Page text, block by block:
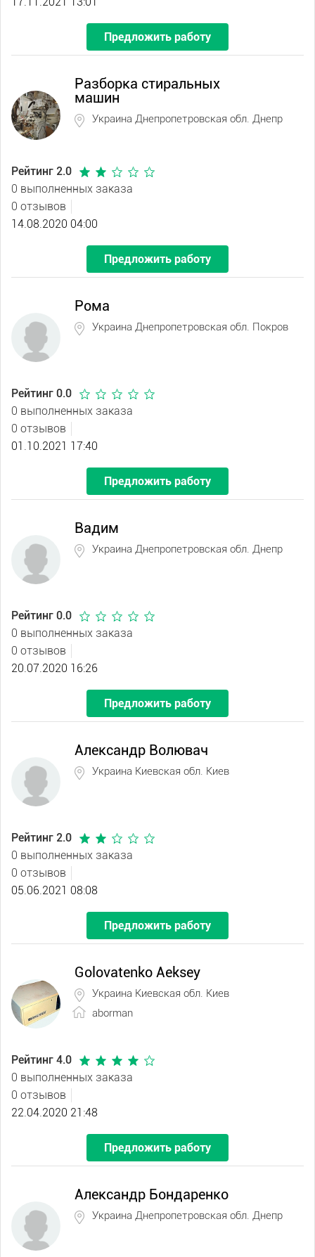
Предложить работу
Разборка стиральных
машин
Украина Днепропетровская обл. Днепр
Рейтинг 2.0
0 выполненных заказа
0 отзывов
14.08.2020 04:00
Предложить работу
Рома
Украина Днепропетровская обл. Покров
Рейтинг 0.0
0 выполненных заказа
0 отзывов
01.10.2021 17:40
Предложить работу
Вадим
Украина Днепропетровская обл. Днепр
Рейтинг 0.0
0 выполненных заказа
0 отзывов
20.07.2020 16:26
Предложить работу
Александр Волювач
Украина Киевская обл. Киев
Рейтинг 2.0
0 выполненных заказа
0 отзывов
05.06.2021 08:08
Предложить работу
Golovatenko Aeksey
Украина Киевская обл. Киев
aborman
Рейтинг 4.0
0 выполненных заказа
0 отзывов
22.04.2020 21:48
Предложить работу
Александр Бондаренко
Украина Днепропетровская обл. Днепр